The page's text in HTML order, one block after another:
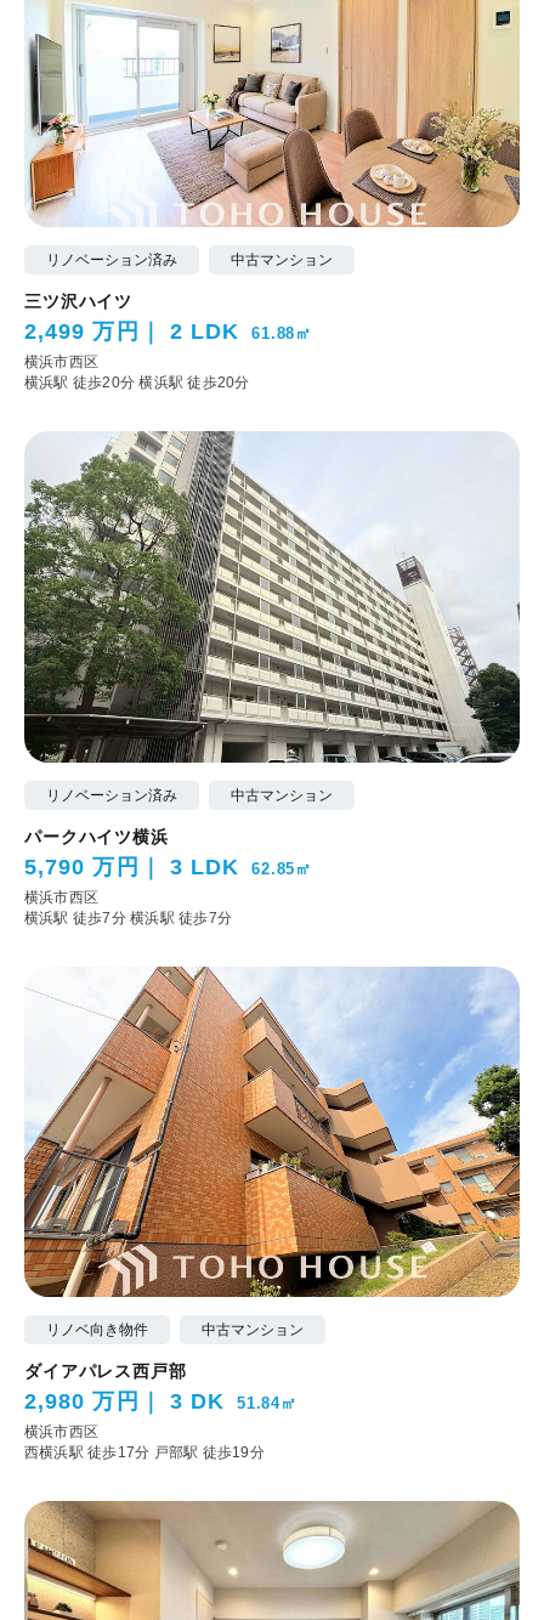
リノベーション済み 中古マンション
三ツ沢ハイツ
2,499 万円 2 LDK 61.88㎡
横浜市西区
横浜駅 徒歩20分横浜駅 徒歩20分
リノベーション済み 中古マンション
パークハイツ横浜
5,790 万円 3 LDK 62.85㎡
横浜市西区
横浜駅 徒歩7分横浜駅 徒歩7分
リノベ向き物件 中古マンション
ダイアパレス西戸部
2,980 万円 3 DK 51.84㎡
横浜市西区
西横浜駅 徒歩17分 戸部駅 徒歩19分